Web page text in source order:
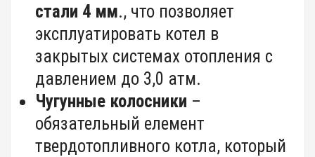
стали 4 мм., что позволяет
эксплуатировать котел в
закрытых системах отопления с
давлением до 3,0 атм.
Чугунные колосники –
обязательный елемент
твердотопливного котла, который